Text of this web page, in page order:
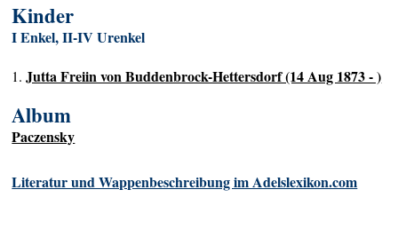
Kinder
I Enkel, II-IV Urenkel
1.Jutta Freiin von Buddenbrock-Hettersdorf (14 Aug 1873 - )
Album
Paczensky
Literatur und Wappenbeschreibung im Adelslexikon.com